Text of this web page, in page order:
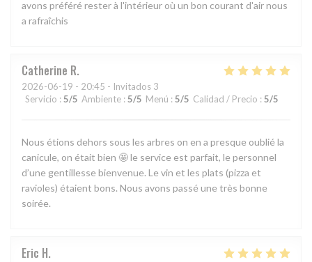
avons préféré rester à l'intérieur où un bon courant d'air nous
a rafraîchis
Catherine R
2026-06-19 - 20:45 - Invitados 3
Servicio : 5/5 Ambiente : 5/5 Menú : 5/5 Calidad / Precio : 5/5
Nous étions dehors sous les arbres on en a presque oublié la
canicule, on était bien 🤩 le service est parfait, le personnel
d’une gentillesse bienvenue. Le vin et les plats (pizza et
ravioles) étaient bons. Nous avons passé une très bonne
soirée.
Eric H